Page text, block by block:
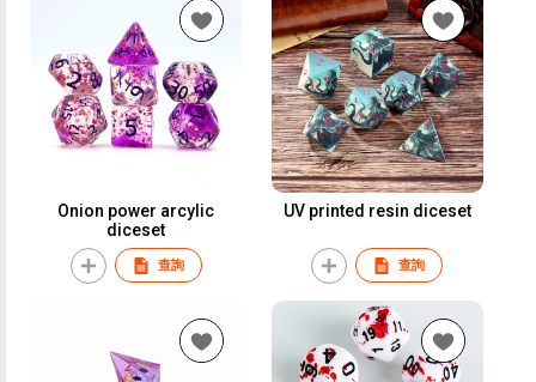
Onion power arcylic
diceset
查詢
UV printed resin diceset
查詢